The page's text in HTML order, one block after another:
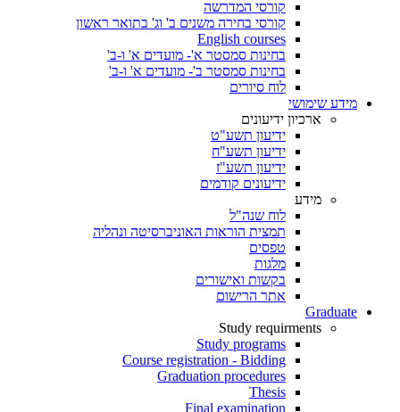
קורסי המדרשה
קורסי בחירה משנים ב' וג' בתואר ראשון
English courses
בחינות סמסטר א'- מועדים א' ו-ב'
בחינות סמסטר ב'- מועדים א' ו-ב'
לוח סיורים
מידע שימושי
ארכיון ידיעונים
ידיעון תשע"ט
ידיעון תשע"ח
ידיעון תשע"ז
ידיעונים קודמים
מידע
לוח שנה"ל
תמצית הוראות האוניברסיטה ונהליה
טפסים
מלגות
בקשות ואישורים
אתר הרישום
Graduate
Study requirments
Study programs
Course registration - Bidding
Graduation procedures
Thesis
Final examination